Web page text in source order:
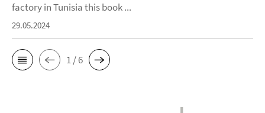
factory in Tunisia this book ...
29.05.2024
1 / 6